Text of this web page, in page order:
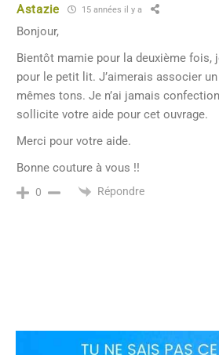
Astazie 15 années il y a
Bonjour,
Bientôt mamie pour la deuxième fois,
pour le petit lit. J’aimerais associer
mêmes tons. Je n’ai jamais
sollicite votre aide pour cet ouvrage.
Merci pour votre aide.
Bonne couture à vous !!
0 Répondre